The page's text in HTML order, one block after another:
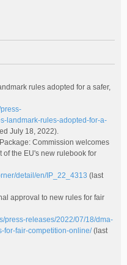
rules adopted for a safer,
landmark-rules-adopted-for-a-
July 18, 2022).
Commission welcomes
the EU's new rulebook for
detail/en/IP_22_4313 (last
approval to new rules for fair
press-releases/2022/07/18/dma-
for-fair-competition-online/(last